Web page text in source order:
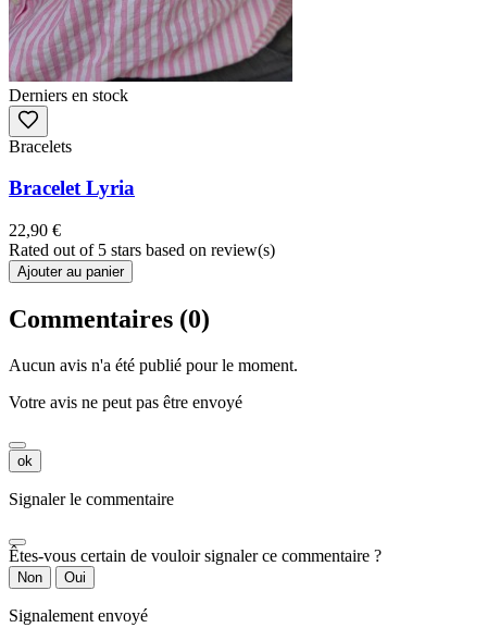
Derniers en stock
Bracelets
Bracelet Lyria
22,90 €
Rated out of 5 stars based on review(s)
Ajouter au panier
Commentaires (0)
Aucun avis n'a été publié pour le moment.
Votre avis ne peut pas être envoyé
ok
Signaler le commentaire
Êtes-vous certain de vouloir signaler ce commentaire ?
Non Oui
Signalement envoyé